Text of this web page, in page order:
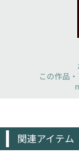
この作品
関連アイテム